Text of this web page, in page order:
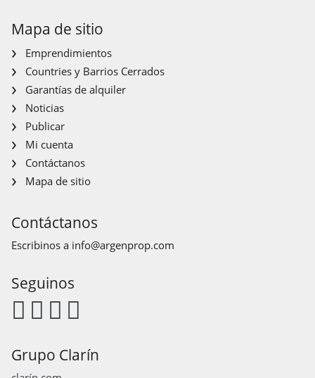
Mapa de sitio
Emprendimientos
Countries y Barrios Cerrados
Garantías de alquiler
Noticias
Publicar
Mi cuenta
Contáctanos
Mapa de sitio
Contáctanos
Escribinos a info@argenprop.com
Seguinos
Grupo Clarín